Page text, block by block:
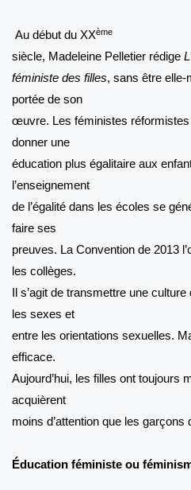
Au début du XXème
siècle, Madeleine Pelletier rédige
féministe des filles, sans être elle-
portée de son
œuvre. Les féministes
donner une
éducation plus égalitaire aux
l’enseignement
de l’égalité dans les écoles se
faire ses
preuves. La Convention de 2013
les collèges.
Il s’agit de transmettre une
les sexes et
entre les orientations sexuelles.
efficace.
Aujourd’hui, les filles ont toujours
acquièrent
moins d’attention que les
Éducation féministe ou